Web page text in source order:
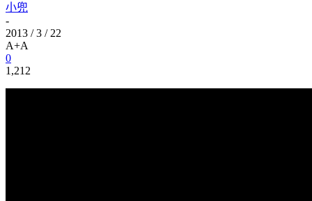
小兜
-
2013 / 3 / 22
A+A
0
1,212